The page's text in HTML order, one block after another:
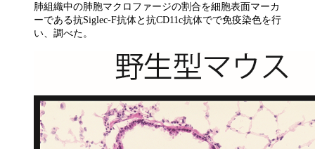
肺組織中の肺胞マクロファージの割合を細胞表面マーカ
ーである抗Siglec-F抗体と抗CD11c抗体でで免疫染色を行
い、調べた。